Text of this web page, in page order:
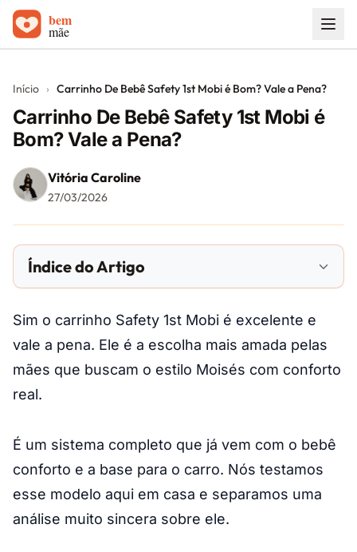
Carrinhos de bebê
Sobre
Blog
Início › Carrinho De Bebê Safety 1st Mobi é Bom? Vale a Pena?
Carrinho De Bebê Safety 1st Mobi é
Bom? Vale a Pena?
Vitória Caroline
27/03/2026
Índice do Artigo
Sim o carrinho Safety 1st Mobi é excelente e
vale a pena. Ele é a escolha mais amada pelas
mães que buscam o estilo Moisés com conforto
real.
É um sistema completo que já vem com o bebê
conforto e a base para o carro. Nós testamos
esse modelo aqui em casa e separamos uma
análise muito sincera sobre ele.